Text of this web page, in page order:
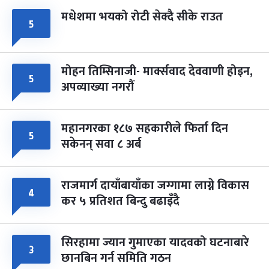
५ मधेशमा भयको रोटी सेक्दै सीके राउत
५ मोहन तिम्सिनाजी- मार्क्सवाद देववाणी होइन,
अपव्याख्या नगरौं
५ महानगरका १८७ सहकारीले फिर्ता दिन
सकेनन् सवा ८ अर्ब
४ राजमार्ग दायाँबायाँका जग्गामा लाग्ने विकास
कर ५ प्रतिशत बिन्दु बढाइँदै
३ सिरहामा ज्यान गुमाएका यादवको घटनाबारे
छानबिन गर्न समिति गठन